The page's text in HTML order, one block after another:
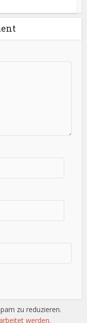
zu reduzieren.
werden.